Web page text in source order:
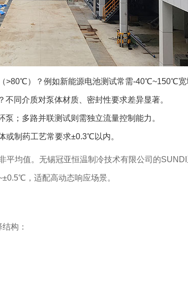
>80℃）？例如新能源电池测试常需-40℃~150℃宽
不同介质对泵体材质、密封性要求差异显著。
泵；多路并联测试则需独立流量控制能力。
制药工艺常要求±0.3℃以内。
平均值。无锡冠亚恒温制冷技术有限公司的
，适配高动态响应场景。
构：